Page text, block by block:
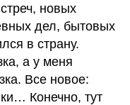
новых
дел, бытовых
в страну.
а у меня
Все новое:
Конечно, тут